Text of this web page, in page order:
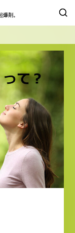
剤。
ャネル協会
ノベーションを
資される事業の
SouSou」に
き込みのリアル